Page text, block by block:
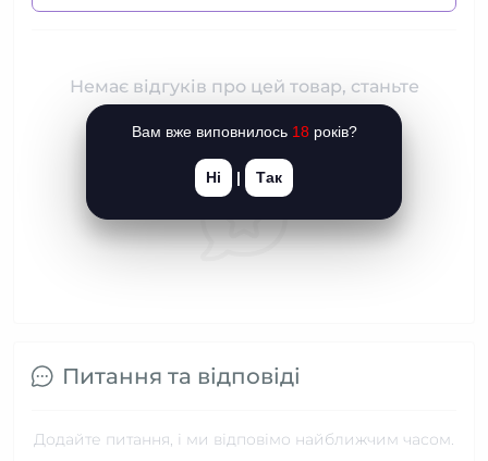
Немає відгуків про цей товар, станьте
Питання та відповіді
Додайте питання, і ми відповімо найближчим часом.
Вам вже виповнилось 18 років?
Ні | Так